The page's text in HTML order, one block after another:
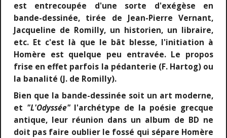
est entrecoupée d'une sorte d'exégèse en
bande-dessinée, tirée de Jean-Pierre Vernant,
Jacqueline de Romilly, un historien, un libraire,
etc. Et c'est là que le bât blesse, l'initiation à
Homère est quelque peu entravée. Le propos
frise en effet parfois la pédanterie (F. Hartog) ou
la banalité (J. de Romilly).
Bien que la bande-dessinée soit un art moderne,
et "L'Odyssée"l'archétype de la poésie grecque
antique, leur réunion dans un album de BD ne
doit pas faire oublier le fossé qui sépare Homère